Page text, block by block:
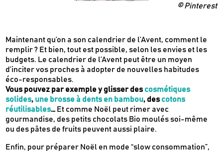
© Pinterest
Maintenant qu’on a son calendrier de l’Avent, comment le
remplir ? Et bien, tout est possible, selon les envies et les
budgets. Le calendrier de l’Avent peut être un moyen
d’inciter vos proches à adopter de nouvelles habitudes
éco-responsables.
Vous pouvez par exemple y glisser descosmétiques
solides, une brosse à dents en bambou, descotons
réutilisables… Et comme Noël peut rimer avec
gourmandise, des petits chocolats Bio moulés soi-même
ou des pâtes de fruits peuvent aussi plaire.
Enfin, pour préparer Noël en mode “slow consommation”,